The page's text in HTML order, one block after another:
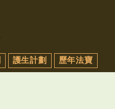
護生計劃 歷年法寶